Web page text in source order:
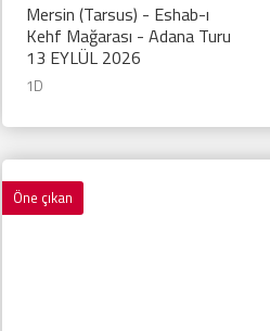
Mersin (Tarsus) - Eshab-ı
Kehf Mağarası - Adana Turu
13 EYLÜL 2026
1D
Öne çıkan